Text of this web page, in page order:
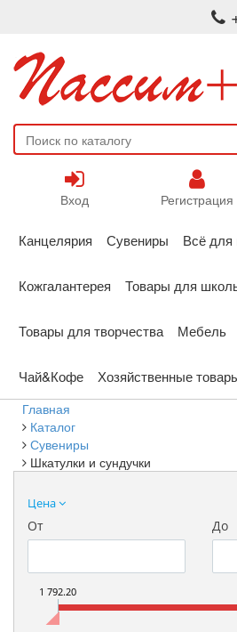
Вход Регистрация
Канцелярия Сувениры Всё для
Кожгалантерея Товары для
Товары для творчества Мебель
Чай&Кофе Хозяйственные
Главная
Каталог
Сувениры
Шкатулки и сундучки
Цена
От До
1 792.20